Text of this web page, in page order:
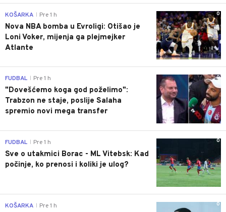
0
KOŠARKA Pre 1 h
Nova NBA bomba u Evroligi: Otišao je
Loni Voker, mijenja ga plejmejker
Atlante
0
FUDBAL Pre 1 h
"Dovešćemo koga god poželimo":
Trabzon ne staje, poslije Salaha
spremio novi mega transfer
0
FUDBAL Pre 1 h
Sve o utakmici Borac - ML Vitebsk: Kad
počinje, ko prenosi i koliki je ulog?
0
KOŠARKA Pre 1 h